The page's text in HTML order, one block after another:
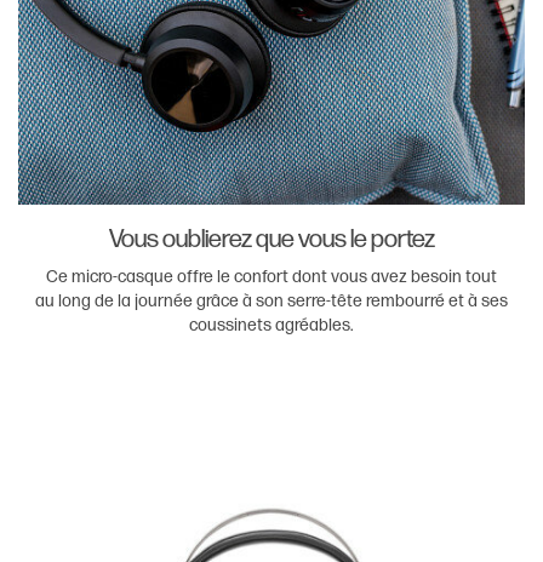
Vous oublierez que vous le portez
Ce micro-casque offre le confort dont vous avez besoin tout
au long de la journée grâce à son serre-tête rembourré et à ses
coussinets agréables.